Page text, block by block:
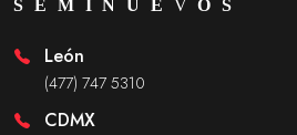
León
(477) 747 5310
CDMX